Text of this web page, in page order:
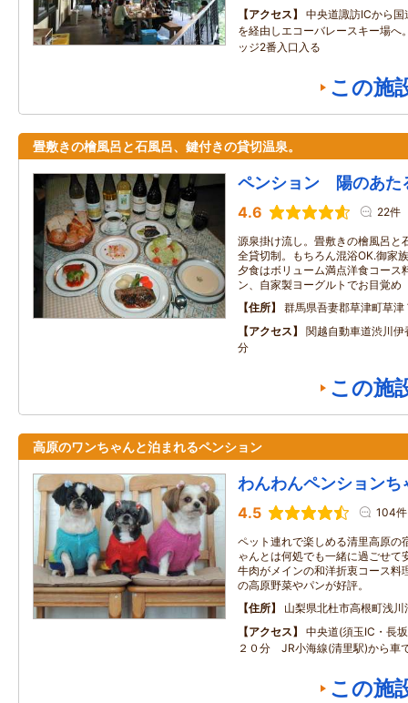
アクセス
中央道諏訪ICから
を経由しエコーバレースキー場へ
ッジ2番入口入る
この施
畳敷きの檜風呂と石風呂、鍵付きの貸切温泉。
ペンション 陽のあた
4.6 22件
源泉掛け流し。畳敷きの檜風呂と
全貸切制。もちろん混浴OK.御家
夕食はボリューム満点洋食コース
ン、自家製ヨーグルトでお目覚め
住所
群馬県吾妻郡草津町草津
アクセス
関越自動車道渋川
分
この施
高原のワンちゃんと泊まれるペンション
わんわんペンションち
4.5 104件
ペット連れで楽しめる清里高原の
ゃんとは何処でも一緒に過ごせて
牛肉がメインの和洋折衷コース料
の高原野菜やパンが好評。
住所
山梨県北杜市高根町浅
アクセス
中央道(須玉IC・長
２０分 JR小海線(清里駅)から車
この施